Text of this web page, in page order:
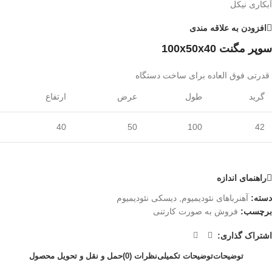
آبکاری نیکل
افزودن به علاقه مندی
سوپر مگنت 100x50x40
قدرتی فوق العاده برای ساخت دستگاه
گرید طول عرض ارتفاع
42
100
50
40
راهنمای اندازه
دسته: آهنرباهای نئودیمیوم, دیسکی نئودیمیوم
برچسب: فروش به صورت کارتنی
اشتراک گذاری:
توضیحاتتوضیحات تکمیلینظرات (0) حمل و نقل و تحویل محصول